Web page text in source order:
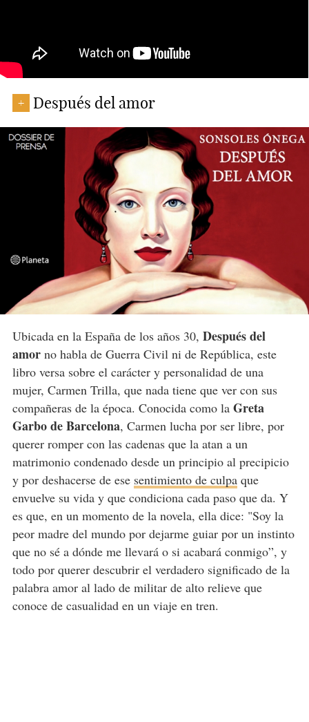
+ Después del amor
Ubicada en la España de los años 30, Después del
amorno habla de Guerra Civil ni de República, este
libro versa sobre el carácter y personalidad de una
mujer, Carmen Trilla, que nada tiene que ver con sus
compañeras de la época. Conocida como la Greta
Garbo de Barcelona, Carmen lucha por ser libre, por
querer romper con las cadenas que la atan a un
matrimonio condenado desde un principio al precipicio
y por deshacerse de ese sentimiento de culpaque
envuelve su vida y que condiciona cada paso que da. Y
es que, en un momento de la novela, ella dice: "Soy la
peor madre del mundo por dejarme guiar por un instinto
que no sé a dónde me llevará o si acabará conmigo”, y
todo por querer descubrir el verdadero significado de la
palabra amor al lado de militar de alto relieve que
conoce de casualidad en un viaje en tren.